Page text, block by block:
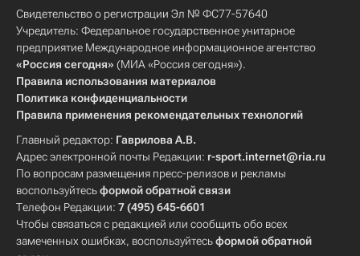
Свидетельство о регистрации Эл № ФС77-57640
Учредитель: Федеральное государственное унитарное
предприятие Международное информационное агентство
«Россия сегодня» (МИА «Россия сегодня»).
Правила использования материалов
Политика конфиденциальности
Правила применения рекомендательных технологий
Главный редактор: Гаврилова А.В.
Адрес электронной почты Редакции: r-sport.internet@ria.ru
По вопросам размещения пресс-релизов и рекламы
воспользуйтесьформой обратной связи
Телефон Редакции: 7 (495) 645-6601
Чтобы связаться с редакцией или сообщить обо всех
замеченных ошибках, воспользуйтесьформой обратной